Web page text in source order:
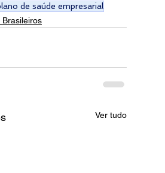
de saúde empresarial
Brasileiros
Ver tudo